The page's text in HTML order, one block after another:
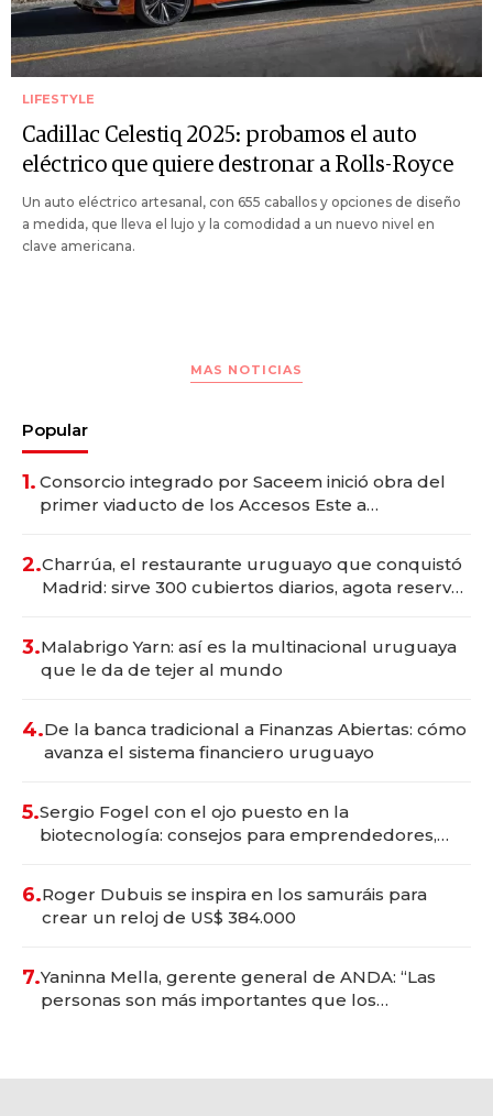
LIFESTYLE
Cadillac Celestiq 2025: probamos el auto
eléctrico que quiere destronar a Rolls-Royce
Un auto eléctrico artesanal, con 655 caballos y opciones de diseño
a medida, que lleva el lujo y la comodidad a un nuevo nivel en
clave americana.
MAS NOTICIAS
Popular
1. Consorcio integrado por Saceem inició obra del
primer viaducto de los Accesos Este a
2.Charrúa, el restaurante uruguayo que conquistó
Madrid: sirve 300 cubiertos diarios, agota reservas
3.Malabrigo Yarn: así es la multinacional uruguaya
que le da de tejer al mundo
4.De la banca tradicional a Finanzas Abiertas: cómo
avanza el sistema financiero uruguayo
5.Sergio Fogel con el ojo puesto en la
biotecnología: consejos para emprendedores,
6.Roger Dubuis se inspira en los samuráis para
crear un reloj de US$ 384.000
7.Yaninna Mella, gerente general de ANDA: “Las
personas son más importantes que los